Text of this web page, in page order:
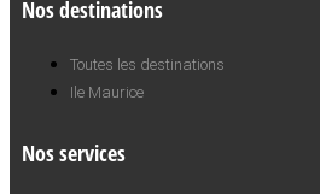
Nos destinations
Toutes les destinations
Ile Maurice
Nos services